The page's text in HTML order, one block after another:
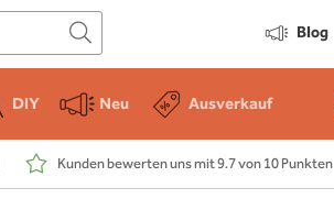
Blog
DIY Neu Ausverkauf
Kunden bewerten uns mit 9.7 von 10 Punkten